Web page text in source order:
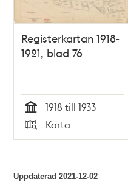
Registerkartan 1918-
1921, blad 76
Tid
1918 till 1933
Typ
Karta
Uppdaterad2021-12-02